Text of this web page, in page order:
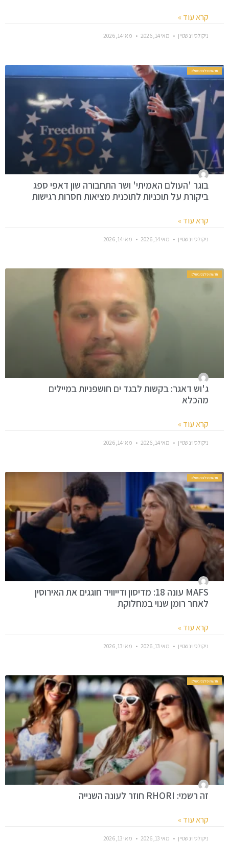
קרא עוד »
ניקולס וינשטיין מאי 14, 2026 מאי 14, 2026
חדשות סלבס בעולם
בוגר 'העולם האמיתי' ושר התחבורה שון דאפי ספג
ביקורת על תוכניות לתוכנית מציאות חסרות רגישות
קרא עוד »
ניקולס וינשטיין מאי 14, 2026 מאי 14, 2026
חדשות סלבס בעולם
ג'וש דאגר: בקשות לבגד ים חושפניות במיילים
מהכלא
קרא עוד »
ניקולס וינשטיין מאי 14, 2026 מאי 14, 2026
חדשות סלבס בעולם
MAFS עונה 18: מדיסון ודייוויד חוגגים את האירוסין
לאחר רומן שנוי במחלוקת
קרא עוד »
ניקולס וינשטיין מאי 13, 2026 מאי 13, 2026
חדשות סלבס בעולם
זה רשמי: RHORI חוזר לעונה השנייה
קרא עוד »
ניקולס וינשטיין מאי 13, 2026 מאי 13, 2026